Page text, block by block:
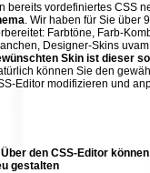
bereits vordefiniertes CSS
. Wir haben für Sie über
Farbtöne, Farb-
Designer-Skins
Skin ist dieser
können Sie den
Editor modifizieren und
den CSS-Editor
gestalten